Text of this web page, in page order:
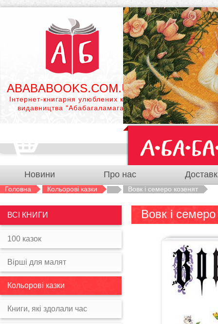
ABABABOOKS.COM.UA
Інтернет-книгарня улюблених книг
видавництва "Абабагаламага"
Новини Про нас
Головна Кольорові казки Вовк і семеро козенят
Вовк і
ВСІ КНИГИ
100 казок
Вірші для малят
Кольорові казки
Книги, які здолали час